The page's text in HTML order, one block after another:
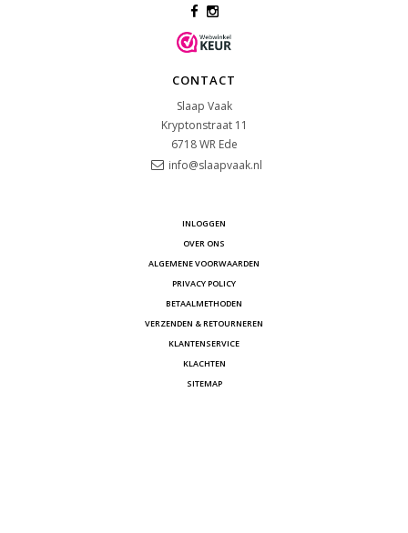
CONTACT
Slaap Vaak
Kryptonstraat 11
6718 WR Ede
info@slaapvaak.nl
INLOGGEN
OVER ONS
ALGEMENE VOORWAARDEN
PRIVACY POLICY
BETAALMETHODEN
VERZENDEN & RETOURNEREN
KLANTENSERVICE
KLACHTEN
SITEMAP